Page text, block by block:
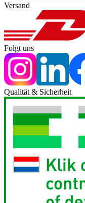
Versand
Folgt uns
Qualität & Sicherheit